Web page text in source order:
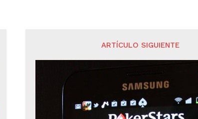
ARTÍCULO SIGUIENTE